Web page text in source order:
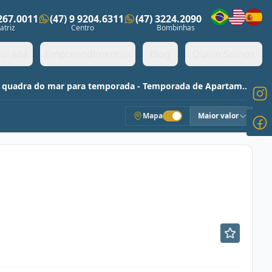
(47) 9 9204.6311
Centro
(47) 3224.2090
Bombinhas
Apartamento mobiliado e semi-mobiliado na quadra do mar para temporada - Temporada de Apartamentos
Mapa Maior valor